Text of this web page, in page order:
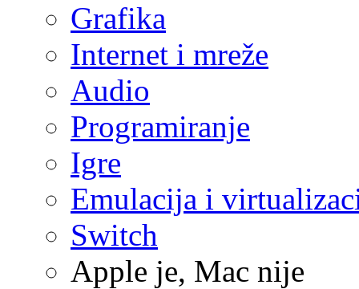
Grafika
Internet i mreže
Audio
Programiranje
Igre
Emulacija i
Switch
Apple je, Mac nije